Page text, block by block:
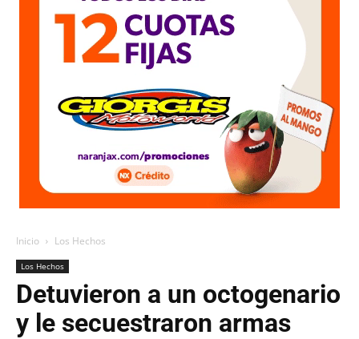
Inicio Los Hechos
Los Hechos
Detuvieron a un octogenario
y le secuestraron armas